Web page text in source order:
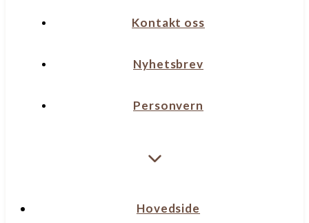
Kontakt oss
Nyhetsbrev
Personvern
Hovedside